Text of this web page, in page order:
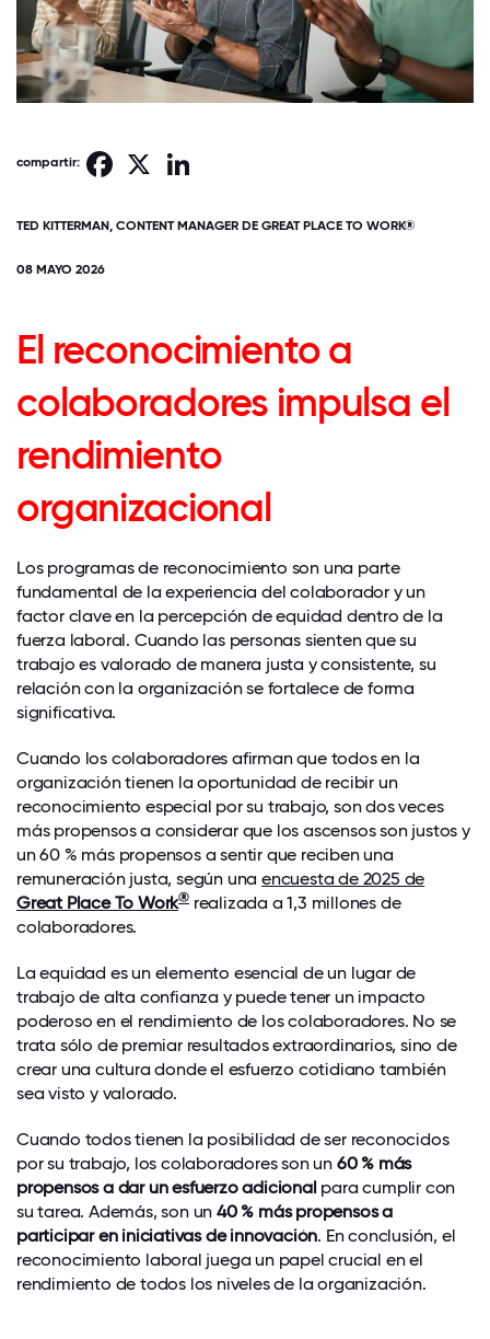
compartir: Facebook
TED KITTERMAN, CONTENT MANAGER DE GREAT PLACE TO WORK®
08 MAYO 2026
El reconocimiento a
colaboradores impulsa el
rendimiento
organizacional
Los programas de reconocimiento son una parte
fundamental de la experiencia del colaborador y un
factor clave en la percepción de equidad dentro de la
fuerza laboral. Cuando las personas sienten que su
trabajo es valorado de manera justa y consistente, su
relación con la organización se fortalece de forma
significativa.
Cuando los colaboradores afirman que todos en la
organización tienen la oportunidad de recibir un
reconocimiento especial por su trabajo, son dos veces
más propensos a considerar que los ascensos son justos y
un 60 % más propensos a sentir que reciben una
remuneración justa, según unaencuesta de 2025 de
Great Place To Work® realizada a 1,3 millones de
colaboradores.
La equidad es un elemento esencial de un lugar de
trabajo de alta confianza y puede tener un impacto
poderoso en el rendimiento de los colaboradores. No se
trata sólo de premiar resultados extraordinarios, sino de
crear una cultura donde el esfuerzo cotidiano también
sea visto y valorado.
Cuando todos tienen la posibilidad de ser reconocidos
por su trabajo, los colaboradores son un 60 % más
propensos a dar un esfuerzo adicional para cumplir con
su tarea. Además, son un40 % más propensos a
participar en iniciativas de innovación. En conclusión, el
reconocimiento laboral juega un papel crucial en el
rendimiento de todos los niveles de la organización.